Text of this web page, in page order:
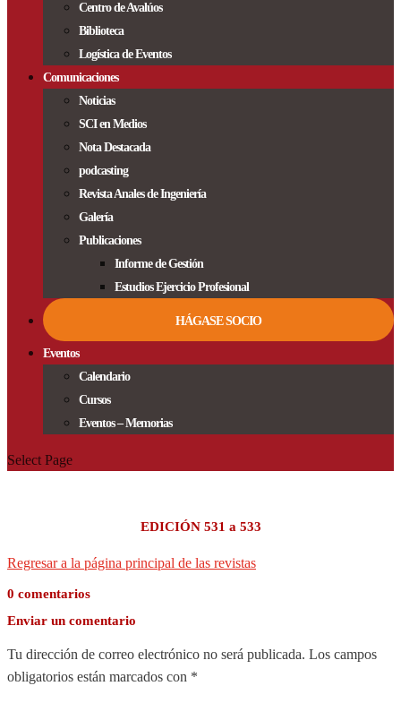
Centro de Avalúos
Biblioteca
Logística de Eventos
Comunicaciones
Noticias
SCI en Medios
Nota Destacada
podcasting
Revista Anales de Ingeniería
Galería
Publicaciones
Informe de Gestión
Estudios Ejercicio Profesional
HÁGASE SOCIO
Eventos
Calendario
Cursos
Eventos – Memorias
Select Page
EDICIÓN 531 a 533
Regresar a la página principal de las revistas
0 comentarios
Enviar un comentario
Tu dirección de correo electrónico no será publicada. Los campos
obligatorios están marcados con *